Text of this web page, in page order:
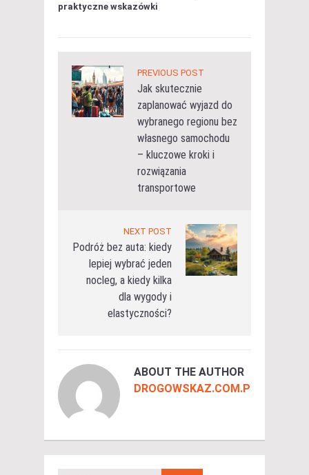
praktyczne wskazówki
PREVIOUS POST
Jak skutecznie
zaplanować wyjazd do
wybranego regionu bez
własnego samochodu
– kluczowe kroki i
rozwiązania
transportowe
NEXT POST
Podróż bez auta: kiedy
lepiej wybrać jeden
nocleg, a kiedy kilka
dla wygody i
elastyczności?
ABOUT THE AUTHOR
DROGOWSKAZ.COM.PL